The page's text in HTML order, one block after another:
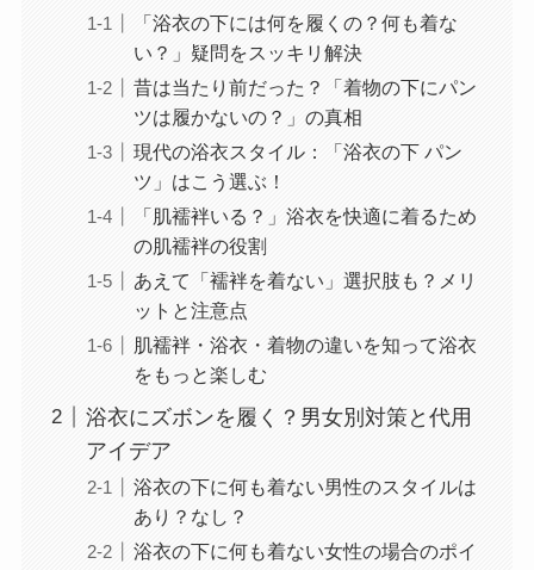
「浴衣の下には何を履くの？何も着な
い？」疑問をスッキリ解決
昔は当たり前だった？「着物の下にパン
ツは履かないの？」の真相
現代の浴衣スタイル：「浴衣の下 パン
ツ」はこう選ぶ！
「肌襦袢いる？」浴衣を快適に着るため
の肌襦袢の役割
あえて「襦袢を着ない」選択肢も？メリ
ットと注意点
肌襦袢・浴衣・着物の違いを知って浴衣
をもっと楽しむ
浴衣にズボンを履く？男女別対策と代用
アイデア
浴衣の下に何も着ない男性のスタイルは
あり？なし？
浴衣の下に何も着ない女性の場合のポイ